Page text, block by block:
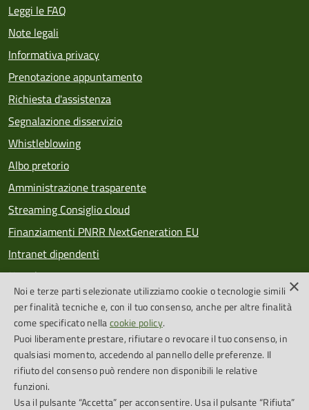
Leggi le FAQ
Note legali
Informativa privacy
Prenotazione appuntamento
Richiesta d'assistenza
Segnalazione disservizio
Whistleblowing
Albo pretorio
Amministrazione trasparente
Streaming Consiglio cloud
Finanziamenti PNRR NextGeneration EU
Intranet dipendenti
Newsletter
PagoPA
SEGUICI SU
Feed RSS
×
Noi e terze parti selezionate utilizziamo cookie o tecnologie simili
per finalità tecniche e, con il tuo consenso, anche per altre finalità
come specificato nellacookie policy.
Puoi liberamente prestare, rifiutare o revocare il tuo consenso, in
qualsiasi momento, accedendo al pannello delle preferenze. Il
rifiuto del consenso può rendere non disponibili le relative
funzioni.
Usa il pulsante “Accetta” per acconsentire. Usa il pulsante “Rifiuta”